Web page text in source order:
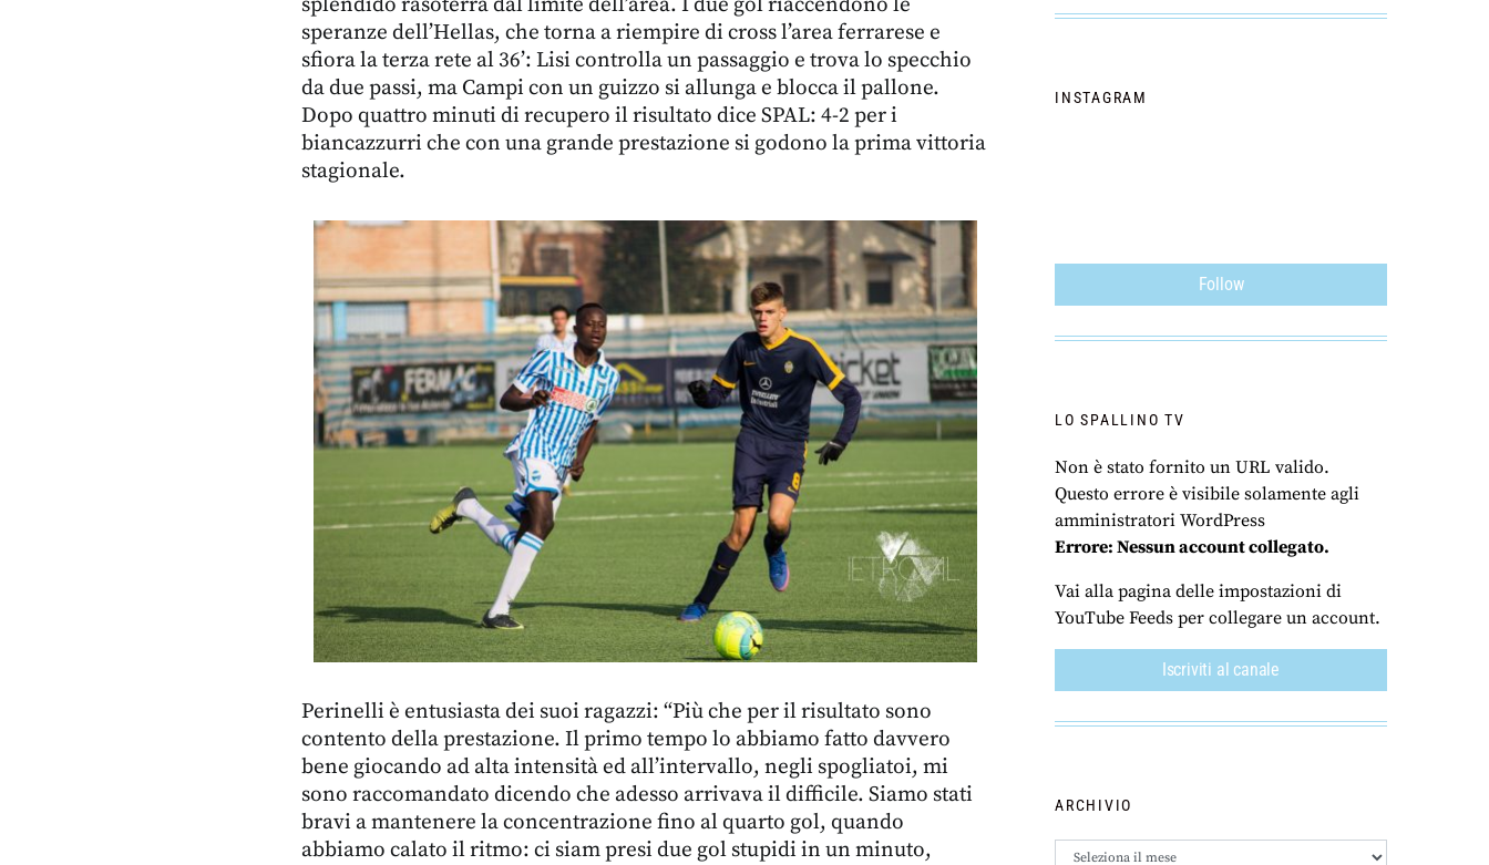
speranze dell’Hellas, che torna a riempire di cross l’area ferrarese e
sfiora la terza rete al 36’: Lisi controlla un passaggio e trova lo specchio
da due passi, ma Campi con un guizzo si allunga e blocca il pallone.
Dopo quattro minuti di recupero il risultato dice SPAL: 4-2 per i
biancazzurri che con una grande prestazione si godono la prima vittoria
stagionale.
Perinelli è entusiasta dei suoi ragazzi: “Più che per il risultato sono
contento della prestazione. Il primo tempo lo abbiamo fatto davvero
bene giocando ad alta intensità ed all’intervallo, negli spogliatoi, mi
sono raccomandato dicendo che adesso arrivava il difficile. Siamo stati
bravi a mantenere la concentrazione fino al quarto gol, quando
abbiamo calato il ritmo: ci siam presi due gol stupidi in un minuto,
INSTAGRAM
Follow
LO SPALLINO TV
Non è stato fornito un URL valido.
Questo errore è visibile solamente agli
amministratori WordPress
Errore: Nessun account collegato.
Vai alla pagina delle impostazioni di
YouTube Feeds per collegare un account.
Iscriviti al canale
ARCHIVIO
Archivio